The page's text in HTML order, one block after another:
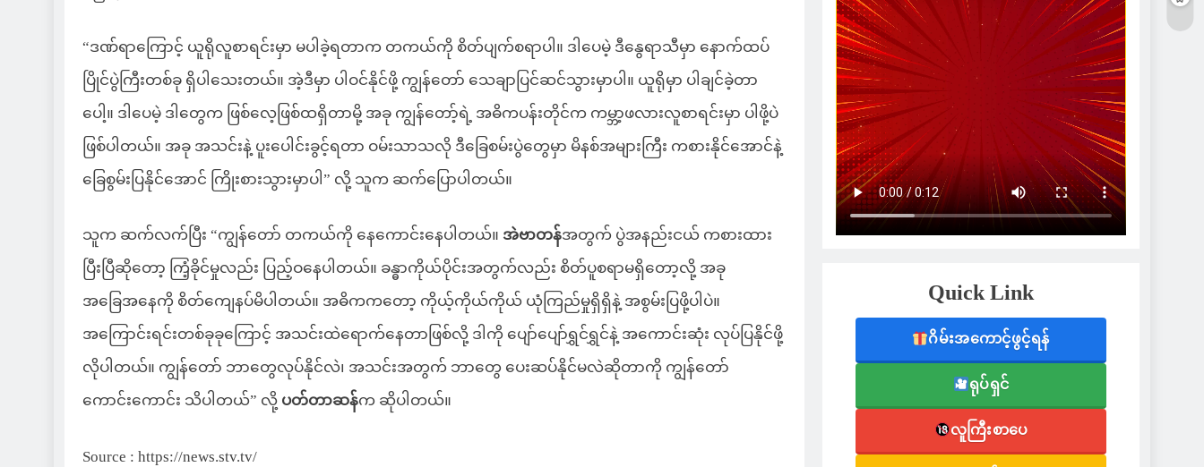
“ဒဏ်ရာကြောင့် ယူရိုလူစာရင်းမှာ မပါခဲ့ရတာက တကယ်ကို စိတ်ပျက်စရာပါ။ ဒါပေမဲ့ ဒီနွေရာသီမှာ နောက်ထပ်
ပြိုင်ပွဲကြီးတစ်ခု ရှိပါသေးတယ်။ အဲ့ဒီမှာ ပါဝင်နိုင်ဖို့ ကျွန်တော် သေချာပြင်ဆင်သွားမှာပါ။ ယူရိုမှာ ပါချင်ခဲ့တာ
ပေါ့။ ဒါပေမဲ့ ဒါတွေက ဖြစ်လေ့ဖြစ်ထရှိတာမို့ အခု ကျွန်တော့်ရဲ့ အဓိကပန်းတိုင်က ကမ္ဘာ့ဖလားလူစာရင်းမှာ ပါဖို့ပဲ
ဖြစ်ပါတယ်။ အခု အသင်းနဲ့ ပူးပေါင်းခွင့်ရတာ ဝမ်းသာသလို ဒီခြေစမ်းပွဲတွေမှာ မိနစ်အများကြီး ကစားနိုင်အောင်နဲ့
ခြေစွမ်းပြနိုင်အောင် ကြိုးစားသွားမှာပါ” လို့ သူက ဆက်ပြောပါတယ်။
သူက ဆက်လက်ပြီး “ကျွန်တော် တကယ်ကို နေကောင်းနေပါတယ်။ အဲဗာတန်အတွက် ပွဲအနည်းငယ် ကစားထား
ပြီးပြီဆိုတော့ ကြံ့ခိုင်မှုလည်း ပြည့်ဝနေပါတယ်။ ခန္ဓာကိုယ်ပိုင်းအတွက်လည်း စိတ်ပူစရာမရှိတော့လို့ အခု
အခြေအနေကို စိတ်ကျေနပ်မိပါတယ်။ အဓိကကတော့ ကိုယ့်ကိုယ်ကိုယ် ယုံကြည်မှုရှိရှိနဲ့ အစွမ်းပြဖို့ပါပဲ။
အကြောင်းရင်းတစ်ခုခုကြောင့် အသင်းထဲရောက်နေတာဖြစ်လို့ ဒါကို ပျော်ပျော်ရွှင်ရွှင်နဲ့ အကောင်းဆုံး လုပ်ပြနိုင်ဖို့
လိုပါတယ်။ ကျွန်တော် ဘာတွေလုပ်နိုင်လဲ၊ အသင်းအတွက် ဘာတွေ ပေးဆပ်နိုင်မလဲဆိုတာကို ကျွန်တော်
ကောင်းကောင်း သိပါတယ်” လို့ ပတ်တာဆန်က ဆိုပါတယ်။
Source : https://news.stv.tv/
Quick Link
ဂိမ်းအကောင့်ဖွင့်ရန်
ရုပ်ရှင်
လူကြီးစာပေ